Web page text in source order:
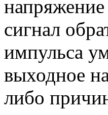
сигнал
импульса
выходное
либо